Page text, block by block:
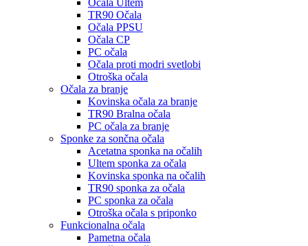
Očala Ultem
TR90 Očala
Očala PPSU
Očala CP
PC očala
Očala proti modri svetlobi
Otroška očala
Očala za branje
Kovinska očala za branje
TR90 Bralna očala
PC očala za branje
Sponke za sončna očala
Acetatna sponka na očalih
Ultem sponka za očala
Kovinska sponka na očalih
TR90 sponka za očala
PC sponka za očala
Otroška očala s priponko
Funkcionalna očala
Pametna očala